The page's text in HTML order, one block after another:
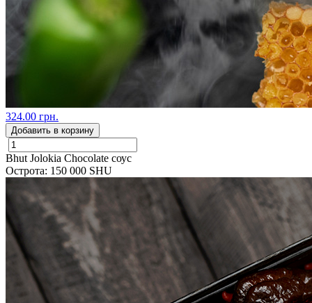
324.00 грн.
Добавить в корзину
Bhut Jolokia Chocolate соус
Острота: 150 000 SHU